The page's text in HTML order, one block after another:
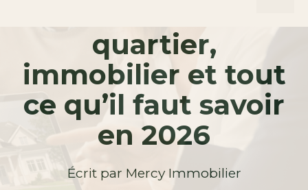
quartier,
immobilier et tout
ce qu’il faut savoir
en 2026
Écrit par Mercy Immobilier